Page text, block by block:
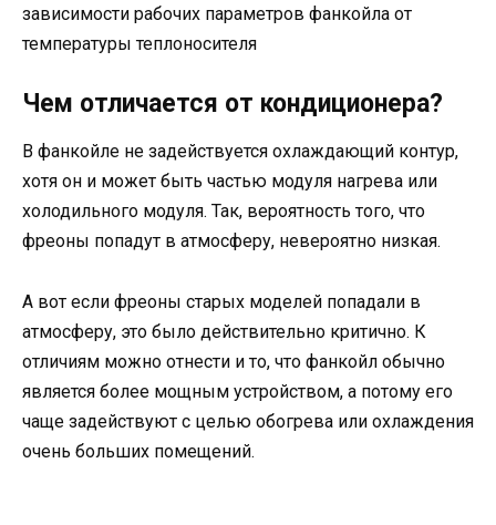
зависимости рабочих параметров фанкойла от
температуры теплоносителя
Чем отличается от кондиционера?
В фанкойле не задействуется охлаждающий контур,
хотя он и может быть частью модуля нагрева или
холодильного модуля. Так, вероятность того, что
фреоны попадут в атмосферу, невероятно низкая.
А вот если фреоны старых моделей попадали в
атмосферу, это было действительно критично. К
отличиям можно отнести и то, что фанкойл обычно
является более мощным устройством, а потому его
чаще задействуют с целью обогрева или охлаждения
очень больших помещений.